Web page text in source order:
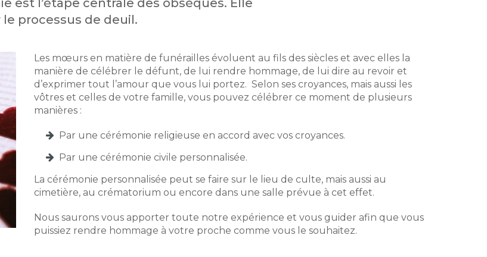
est l’étape centrale des obsèques. Elle
processus de deuil.
Les mœurs en matière de funérailles évoluent au fils des siècles et avec elles la
manière de célébrer le défunt, de lui rendre hommage, de lui dire au revoir et
d’exprimer tout l’amour que vous lui portez. Selon ses croyances, mais aussi les
vôtres et celles de votre famille, vous pouvez célébrer ce moment de plusieurs
manières :
Par une cérémonie religieuse en accord avec vos croyances.
Par une cérémonie civile personnalisée.
La cérémonie personnalisée peut se faire sur le lieu de culte, mais aussi au
cimetière, au crématorium ou encore dans une salle prévue à cet effet.
Nous saurons vous apporter toute notre expérience et vous guider afin que vous
puissiez rendre hommage à votre proche comme vous le souhaitez.